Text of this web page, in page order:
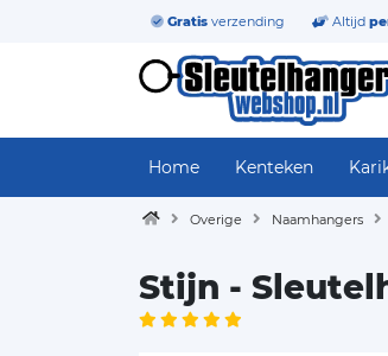
Gratis verzending Altijd
Home Kenteken
Overige Naamhangers
Stijn -